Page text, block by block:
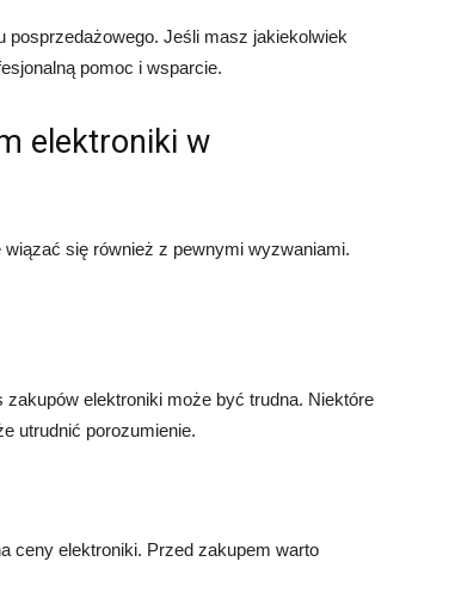
Jeśli masz jakiekolwiek
pomoc i wsparcie.
elektroniki w
się również z pewnymi wyzwaniami.
elektroniki może być trudna. Niektóre
utrudnić porozumienie.
ceny elektroniki. Przed zakupem warto